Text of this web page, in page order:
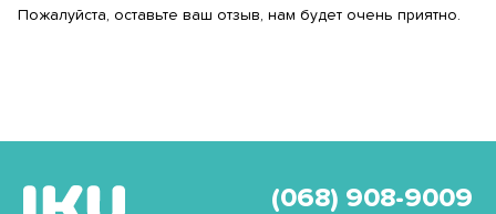
Пожалуйста, оставьте ваш отзыв, нам будет очень приятно.
(068) 908-9009